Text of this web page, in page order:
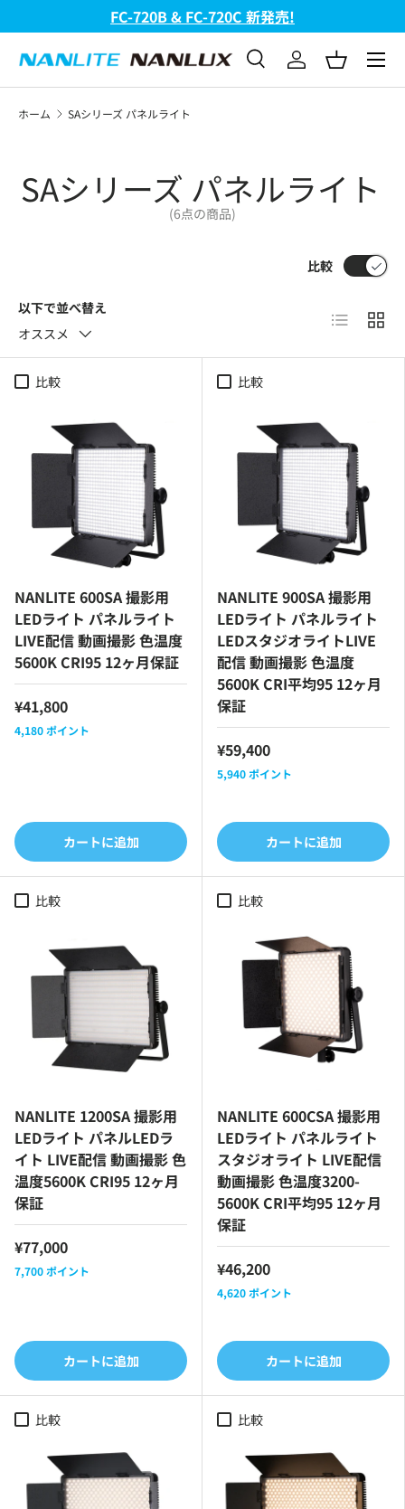
コンテンツへスキップ
FC-720B & FC-720C 新発売!
検索
検索 ログインバスケッ
メニ
ホーム SAシリーズ パネルライト
SAシリーズ パネルライト
(6点の商品)
以下で並べ替え
オススメ
比較
リストグリ
比較
NANLITE 600SA 撮影用
LEDライト パネルライト
LIVE配信 動画撮影 色温度
5600K CRI95 12ヶ月保証
¥41,800
4,180ポイント
カートに追加
比較
NANLITE 900SA 撮影用
LEDライト パネルライト
LEDスタジオライトLIVE
配信 動画撮影 色温度
5600K CRI平均95 12ヶ月
保証
¥59,400
5,940ポイント
カートに追加
比較
NANLITE 1200SA 撮影用
LEDライト パネルLEDラ
イト LIVE配信 動画撮影 色
温度5600K CRI95 12ヶ月
保証
¥77,000
7,700ポイント
カートに追加
比較
NANLITE 600CSA 撮影用
LEDライト パネルライト
スタジオライト LIVE配信
動画撮影 色温度3200-
5600K CRI平均95 12ヶ月
保証
¥46,200
4,620ポイント
カートに追加
比較 比較